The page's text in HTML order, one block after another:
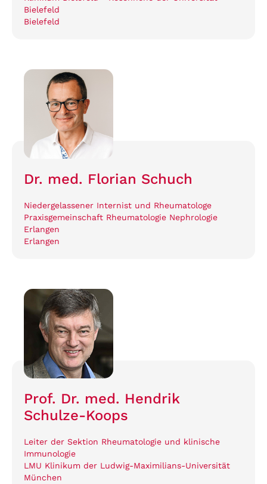
Bielefeld
Bielefeld
Dr. med. Florian Schuch
Niedergelassener Internist und Rheumatologe
Praxisgemeinschaft Rheumatologie Nephrologie
Erlangen
Erlangen
Prof. Dr. med. Hendrik
Schulze-Koops
Leiter der Sektion Rheumatologie und klinische
Immunologie
LMU Klinikum der Ludwig-Maximilians-Universität
München